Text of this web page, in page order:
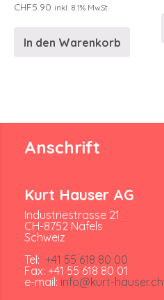
CHF5.90 inkl. 8.1% MwSt.
In den Warenkorb
Anschrift
Kurt Hauser AG
Industriestrasse 21
CH-8752 Näfels
Schweiz
Tel: +41 55 618 80 00
Fax: +41 55 618 80 01
e-mail: info@kurt-hauser.ch